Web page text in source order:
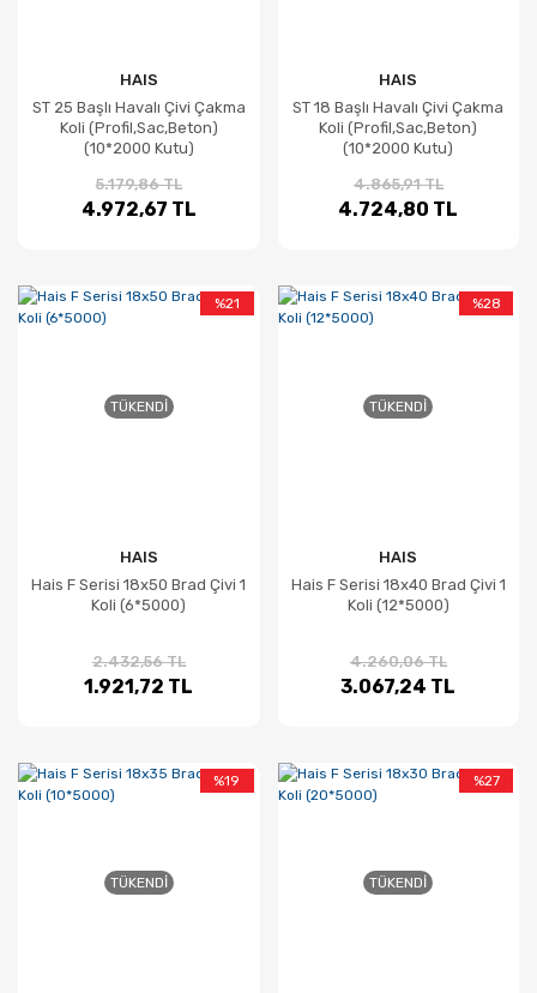
HAIS
ST 25 Başlı Havalı Çivi Çakma
Koli (Profil,Sac,Beton)
(10*2000 Kutu)
5.179,86 TL
4.972,67 TL
HAIS
ST 18 Başlı Havalı Çivi Çakma
Koli (Profil,Sac,Beton)
(10*2000 Kutu)
4.865,91 TL
4.724,80 TL
%21
TÜKENDI
HAIS
Hais F Serisi 18x50 Brad Çivi 1
Koli (6*5000)
2.432,56 TL
1.921,72 TL
%28
TÜKENDI
HAIS
Hais F Serisi 18x40 Brad Çivi 1
Koli (12*5000)
4.260,06 TL
3.067,24 TL
%19
TÜKENDI
%27
TÜKENDI